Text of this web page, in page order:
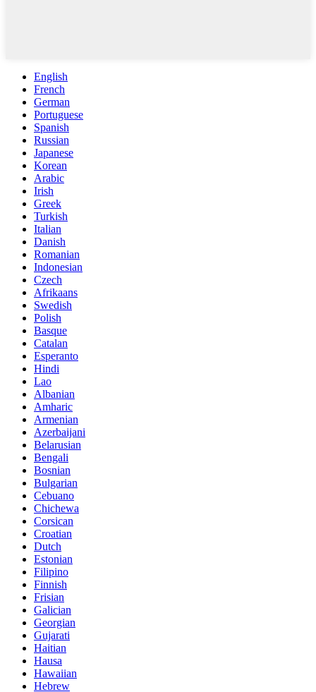
English
French
German
Portuguese
Spanish
Russian
Japanese
Korean
Arabic
Irish
Greek
Turkish
Italian
Danish
Romanian
Indonesian
Czech
Afrikaans
Swedish
Polish
Basque
Catalan
Esperanto
Hindi
Lao
Albanian
Amharic
Armenian
Azerbaijani
Belarusian
Bengali
Bosnian
Bulgarian
Cebuano
Chichewa
Corsican
Croatian
Dutch
Estonian
Filipino
Finnish
Frisian
Galician
Georgian
Gujarati
Haitian
Hausa
Hawaiian
Hebrew